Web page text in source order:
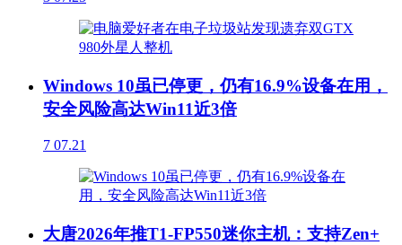
Windows 10虽已停更，仍有16.9%设备在用，
安全风险高达Win11近3倍
7 07.21
大唐2026年推T1-FP550迷你主机：支持Zen+